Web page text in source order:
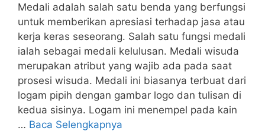
Medali adalah salah satu benda yang berfungsi
untuk memberikan apresiasi terhadap jasa atau
kerja keras seseorang. Salah satu fungsi medali
ialah sebagai medali kelulusan. Medali wisuda
merupakan atribut yang wajib ada pada saat
prosesi wisuda. Medali ini biasanya terbuat dari
logam pipih dengan gambar logo dan tulisan di
kedua sisinya. Logam ini menempel pada kain
… Baca Selengkapnya